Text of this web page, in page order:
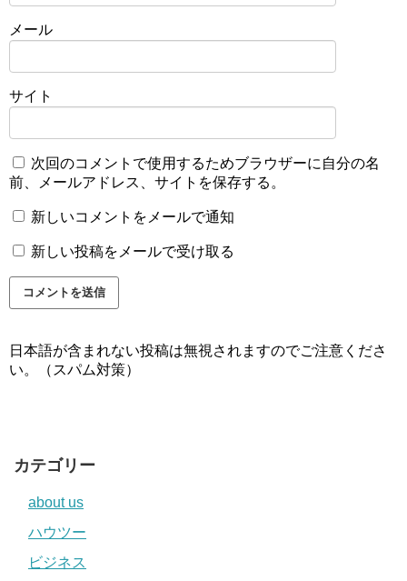
メール
サイト
次回のコメントで使用するためブラウザーに自分の名
前、メールアドレス、サイトを保存する。
新しいコメントをメールで通知
新しい投稿をメールで受け取る
日本語が含まれない投稿は無視されますのでご注意くださ
い。（スパム対策）
カテゴリー
about us
ハウツー
ビジネス